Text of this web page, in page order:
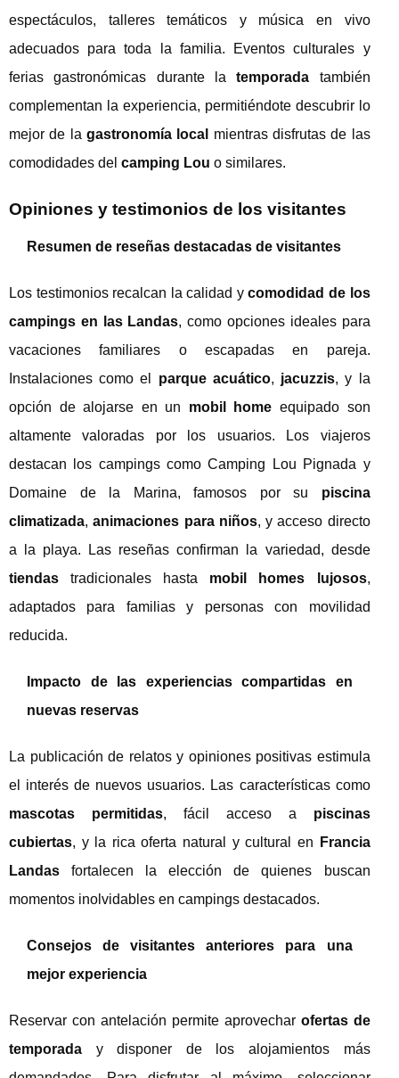
espectáculos, talleres temáticos y música en vivo
adecuados para toda la familia. Eventos culturales y
ferias gastronómicas durante latemporada también
complementan la experiencia, permitiéndote descubrir lo
mejor de la gastronomía local
mientras disfrutas de las
comodidades del camping Lou o similares.
Opiniones y testimonios de los visitantes
Resumen de reseñas destacadas de visitantes
Los testimonios recalcan la calidad ycomodidad de los
campings en las Landas, como opciones ideales para
vacaciones familiares o escapadas en pareja.
Instalaciones como el parque acuático, jacuzzis, y la
opción de alojarse en un mobil home equipado son
altamente valoradas por los usuarios. Los viajeros
destacan los campings como Camping Lou Pignada y
Domaine de la Marina, famosos por su piscina
climatizada,animaciones para niños, y acceso directo
a la playa. Las reseñas confirman la variedad, desde
tiendas tradicionales hasta mobil homes lujosos,
adaptados para familias y personas con movilidad
reducida.
Impacto de las experiencias compartidas en
nuevas reservas
La publicación de relatos y opiniones positivas estimula
el interés de nuevos usuarios. Las características como
mascotas permitidas, fácil acceso a piscinas
cubiertas, y la rica oferta natural y cultural en
Francia
Landas fortalecen la elección de quienes buscan
momentos inolvidables en campings destacados.
Consejos de visitantes anteriores para una
mejor experiencia
Reservar con antelación permite aprovechar ofertas de
temporada y disponer de los alojamientos más